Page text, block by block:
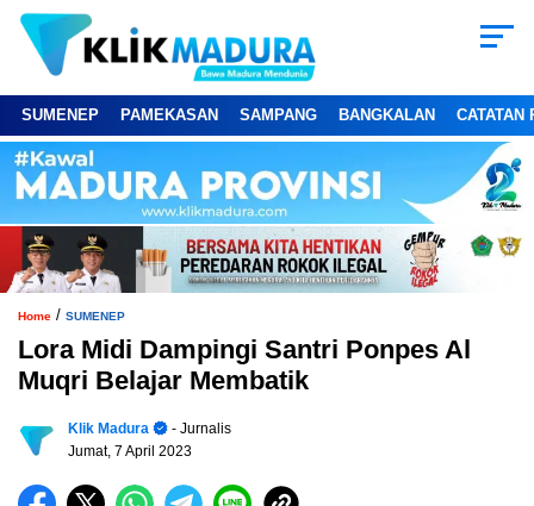
SUMENEP PAMEKASAN SAMPANG BANGKALAN CATATAN
Home / SUMENEP
Lora Midi Dampingi Santri Ponpes Al
Muqri Belajar Membatik
Klik Madura
- Jurnalis
Jumat, 7 April 2023